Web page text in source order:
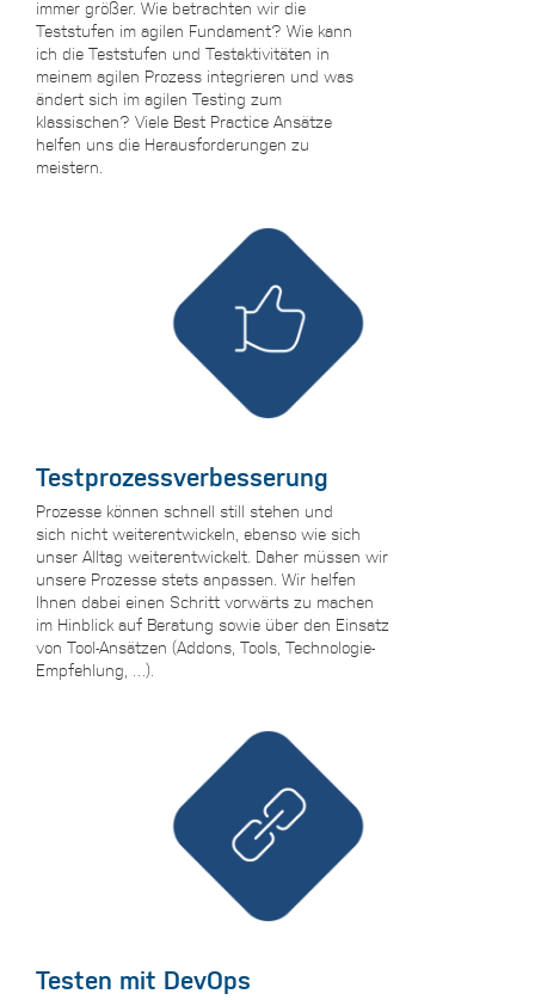
immer größer. Wie betrachten wir die
Teststufen im agilen Fundament? Wie kann
ich die Teststufen und Testaktivitäten in
meinem agilen Prozess integrieren und was
ändert sich im agilen Testing zum
klassischen? Viele Best Practice Ansätze
helfen uns die Herausforderungen zu
meistern.
Testprozessverbesserung
Prozesse können schnell still stehen und
sich nicht weiterentwickeln, ebenso wie sich
unser Alltag weiterentwickelt. Daher müssen wir
unsere Prozesse stets anpassen. Wir helfen
Ihnen dabei einen Schritt vorwärts zu machen
im Hinblick auf Beratung sowie über den Einsatz
von Tool-Ansätzen (Addons, Tools, Technologie-
Empfehlung, …).
Testen mit DevOps